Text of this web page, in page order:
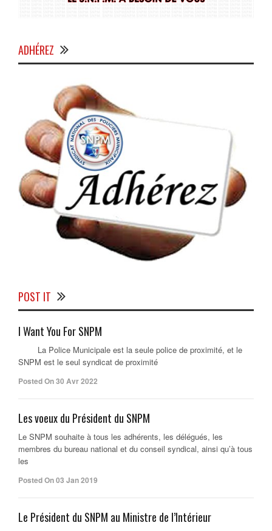
ADHÉREZ
POST IT
I Want You For SNPM
La Police Municipale est la seule police de proximité, et le
SNPM est le seul syndicat de proximité
Posted On 30 Avr 2022
Les voeux du Président du SNPM
Le SNPM souhaite à tous les adhérents, les délégués, les
membres du bureau national et du conseil syndical, ainsi qu’à tous
les
Posted On 03 Jan 2019
Le Président du SNPM au Ministre de l’Intérieur